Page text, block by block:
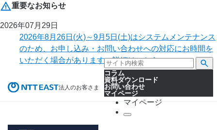
重要なお知らせ
2026年07月29日
2026年8月26日(火)～9月5日(土)はシステムメンテナンス
のため、お申し込み・お問い合わせへの対応にお時間を
いただく場合があります。詳細はこちら。
法人のお客さま
コラム
資料ダウンロード
お問い合わせ
マイページ
マイページ